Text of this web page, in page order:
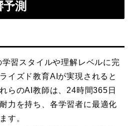
測
習スタイルや理解レベルに完
イズド教育AIが実現されると
らのAI教師は、24時間365日
力を持ち、各学習者に最適化
す。